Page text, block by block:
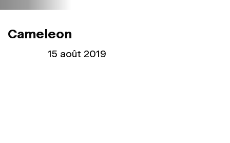
Cameleon
15 août 2019